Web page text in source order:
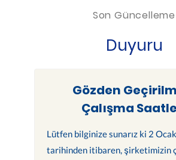
Son Güncelleme
Duyuru
Gözden
Çalışma
Lütfen bilginize sunarız ki 2
tarihinden itibaren, şirketimizin